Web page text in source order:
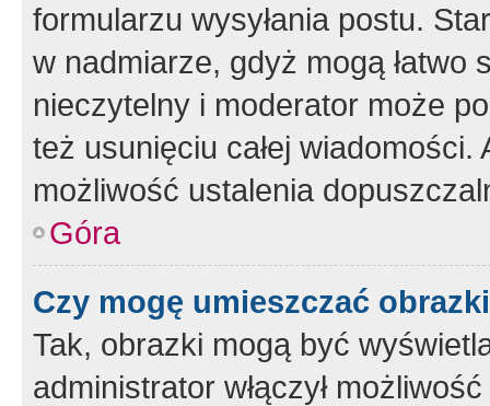
formularzu wysyłania postu.
w nadmiarze, gdyż mogą
nieczytelny i moderator może
też usunięciu całej
możliwość ustalenia
Góra
Czy mogę umieszczać
Tak, obrazki mogą być
administrator włączył